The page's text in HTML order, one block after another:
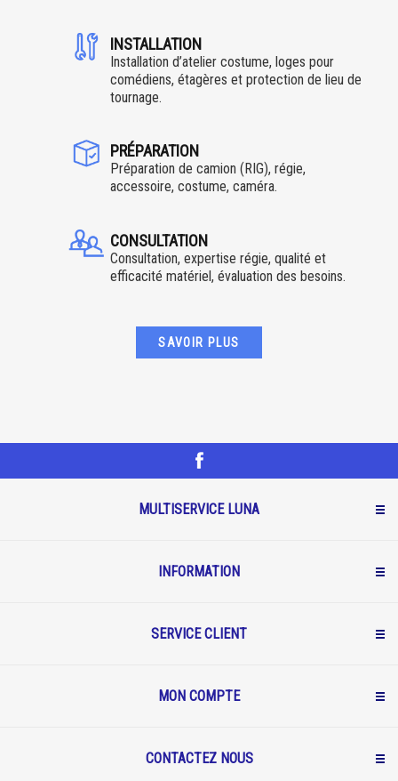
INSTALLATION
Installation d’atelier costume, loges pour
comédiens, étagères et protection de lieu de
tournage.
PRÉPARATION
Préparation de camion (RIG), régie,
accessoire, costume, caméra.
CONSULTATION
Consultation, expertise régie, qualité et
efficacité matériel, évaluation des besoins.
SAVOIR PLUS
MULTISERVICE LUNA
INFORMATION
SERVICE CLIENT
MON COMPTE
CONTACTEZ NOUS